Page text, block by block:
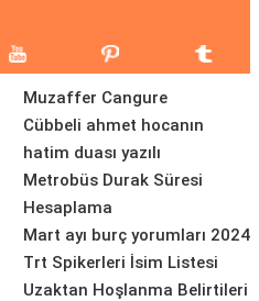
Muzaffer Cangure
Cübbeli ahmet hocanın
hatim duası yazılı
Metrobüs Durak Süresi
Hesaplama
Mart ayı burç yorumları 2024
Trt Spikerleri İsim Listesi
Uzaktan Hoşlanma Belirtileri